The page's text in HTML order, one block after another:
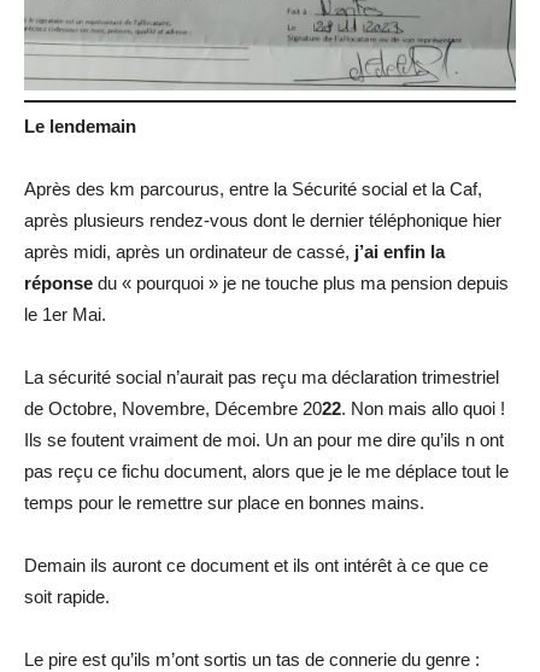
Le lendemain
Après des km parcourus, entre la Sécurité social et la Caf,
après plusieurs rendez-vous dont le dernier téléphonique hier
après midi, après un ordinateur de cassé, j’ai enfin la
réponse du « pourquoi » je ne touche plus ma pension depuis
le 1er Mai.
La sécurité social n’aurait pas reçu ma déclaration trimestriel
de Octobre, Novembre, Décembre 2022. Non mais allo quoi !
Ils se foutent vraiment de moi. Un an pour me dire qu’ils n ont
pas reçu ce fichu document, alors que je le me déplace tout le
temps pour le remettre sur place en bonnes mains.
Demain ils auront ce document et ils ont intérêt à ce que ce
soit rapide.
Le pire est qu’ils m’ont sortis un tas de connerie du genre :